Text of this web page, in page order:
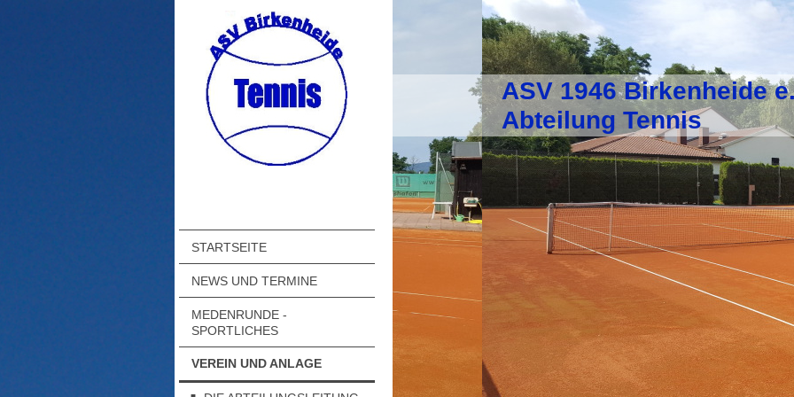
STARTSEITE
NEWS UND TERMINE
MEDENRUNDE -
SPORTLICHES
VEREIN UND ANLAGE
ASV 1946 Birkenheide
Abteilung Tennis